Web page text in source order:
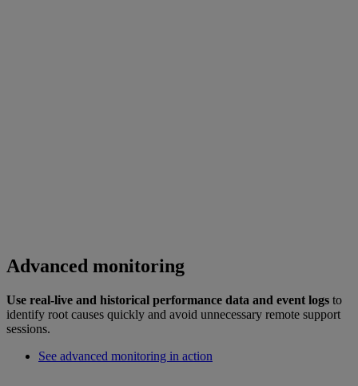
Advanced monitoring
Use real-live and historical performance data and event logs to
identify root causes quickly and avoid unnecessary remote support
sessions.
See advanced monitoring in action